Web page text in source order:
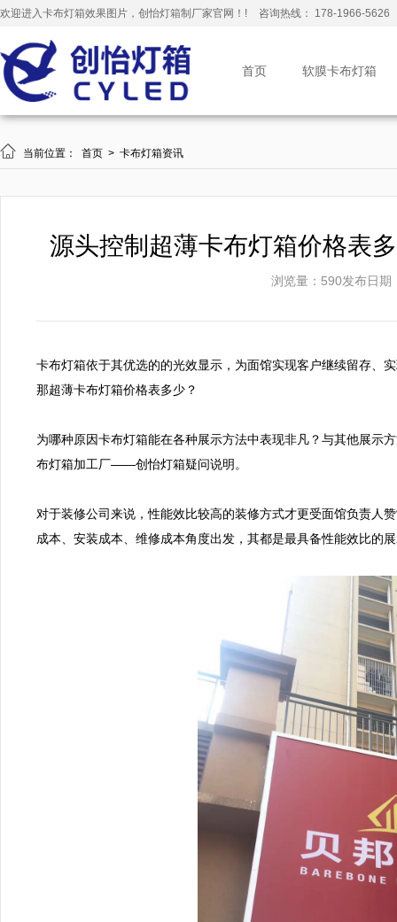
欢迎进入卡布灯箱效果图片，创怡灯箱制厂家官网！! 咨询热线： 178-1966-5626
首页 软膜卡布灯箱
 当前位置： 首页 > 卡布灯箱资讯
源头控制超薄卡布灯箱价格表
浏览量：590发布日期
卡布灯箱依于其优选的的光效显示，为面馆实现客户继续留存、
那超薄卡布灯箱价格表多少？
为哪种原因卡布灯箱能在各种展示方法中表现非凡？与其他展示
布灯箱加工厂——创怡灯箱疑问说明。
对于装修公司来说，性能效比较高的装修方式才更受面馆负责人
成本、安装成本、维修成本角度出发，其都是最具备性能效比的